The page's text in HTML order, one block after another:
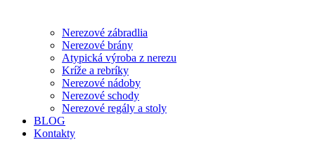
Nerezové zábradlia
Nerezové brány
Atypická výroba z nerezu
Kríže a rebríky
Nerezové nádoby
Nerezové schody
Nerezové regály a stoly
BLOG
Kontakty